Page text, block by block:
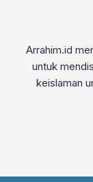
Arrahim.id
untuk
keislaman